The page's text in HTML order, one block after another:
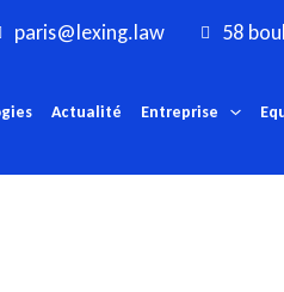
paris@lexing.law 58
Actualité Entreprise